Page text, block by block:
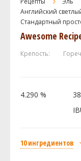
Хмель
Ист Кент
Дрожжи
US-05
Английский
Стандартный
Awesome
Крепость:
4.290 %
10 ингредиентов